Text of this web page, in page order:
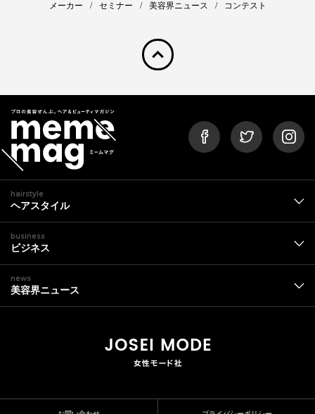
メーカー
セミナー 美容界ニュース コンテスト
pagetop
hairstyle
ヘアスタイル
business
ビジネス
news
美容界ニュース